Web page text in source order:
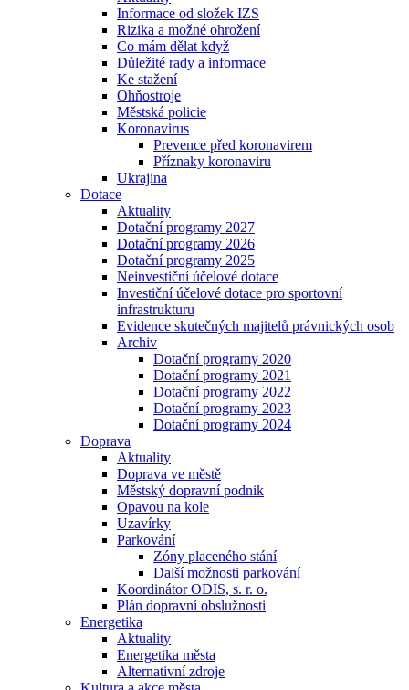
Informace od složek IZS
Rizika a možné ohrožení
Co mám dělat když
Důležité rady a informace
Ke stažení
Ohňostroje
Městská policie
Koronavirus
Prevence před koronavirem
Příznaky koronaviru
Ukrajina
Dotace
Aktuality
Dotační programy 2027
Dotační programy 2026
Dotační programy 2025
Neinvestiční účelové dotace
Investiční účelové dotace pro sportovní
infrastrukturu
Evidence skutečných majitelů právnických osob
Archiv
Dotační programy 2020
Dotační programy 2021
Dotační programy 2022
Dotační programy 2023
Dotační programy 2024
Doprava
Aktuality
Doprava ve městě
Městský dopravní podnik
Opavou na kole
Uzavírky
Parkování
Zóny placeného stání
Další možnosti parkování
Koordinátor ODIS, s. r. o.
Plán dopravní obslužnosti
Energetika
Aktuality
Energetika města
Alternativní zdroje